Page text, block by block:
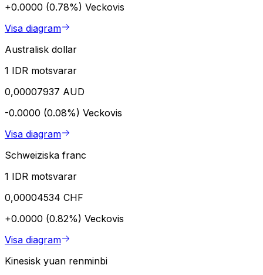
+0.0000 (0.78%) Veckovis
Visa diagram
Australisk dollar
1 IDR motsvarar
0,00007937 AUD
-0.0000 (0.08%) Veckovis
Visa diagram
Schweiziska franc
1 IDR motsvarar
0,00004534 CHF
+0.0000 (0.82%) Veckovis
Visa diagram
Kinesisk yuan renminbi